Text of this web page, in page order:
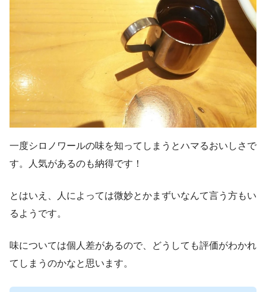
一度シロノワールの味を知ってしまうとハマるおいしさで
す。人気があるのも納得です！
とはいえ、人によっては微妙とかまずいなんて言う方もい
るようです。
味については個人差があるので、どうしても評価がわかれ
てしまうのかなと思います。